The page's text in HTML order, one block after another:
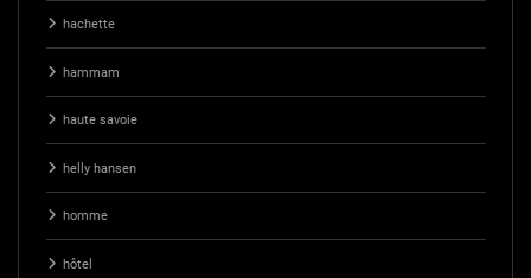
hachette
hammam
haute savoie
helly hansen
homme
hôtel